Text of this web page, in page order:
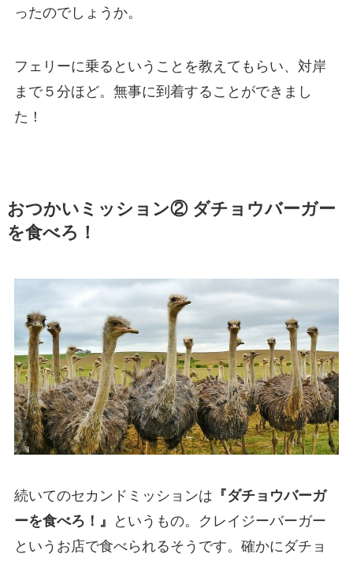
ったのでしょうか。
フェリーに乗るということを教えてもらい、対岸
まで５分ほど。無事に到着することができまし
た！
おつかいミッション② ダチョウバーガー
を食べろ！
続いてのセカンドミッションは 『ダチョウバーガ
ーを食べろ！』
というもの。クレイジーバーガー
というお店で食べられるそうです。確かにダチョ